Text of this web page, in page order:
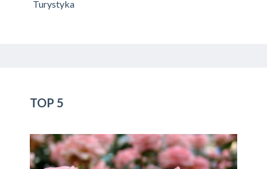
Turystyka
TOP 5